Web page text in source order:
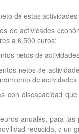
de estas
de actividades
a 6.500 euros:
netos de
netos de
de
con discapacidad
anuales, para
reducida, o un